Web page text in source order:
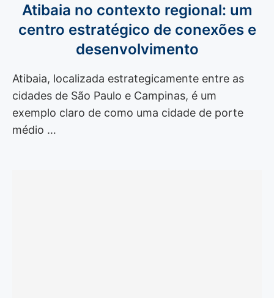
Atibaia no contexto regional: um
centro estratégico de conexões e
desenvolvimento
Atibaia, localizada estrategicamente entre as
cidades de São Paulo e Campinas, é um
exemplo claro de como uma cidade de porte
médio …